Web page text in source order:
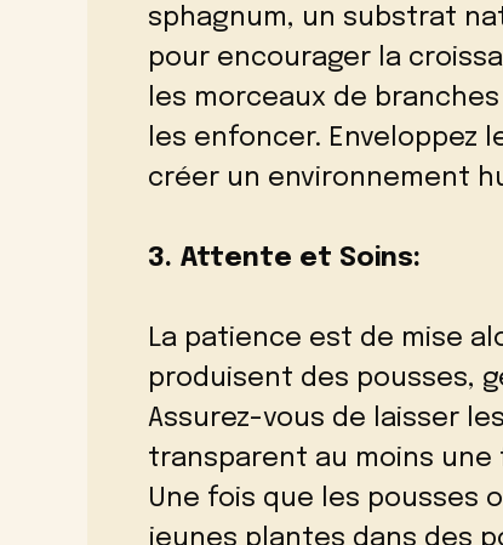
sphagnum, un substrat
pour encourager la
les morceaux de
les enfoncer.
créer un environnement
3. Attente et Soins:
La patience est de mise
produisent des pousses,
Assurez-vous de laisser
transparent au moins
Une fois que les pousses
jeunes plantes dans des